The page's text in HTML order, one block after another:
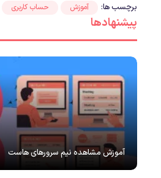
برچسب ها: آموزش حساب کاربری
پیشنهادها
آموزش مشاهده نیم سرورهای هاست